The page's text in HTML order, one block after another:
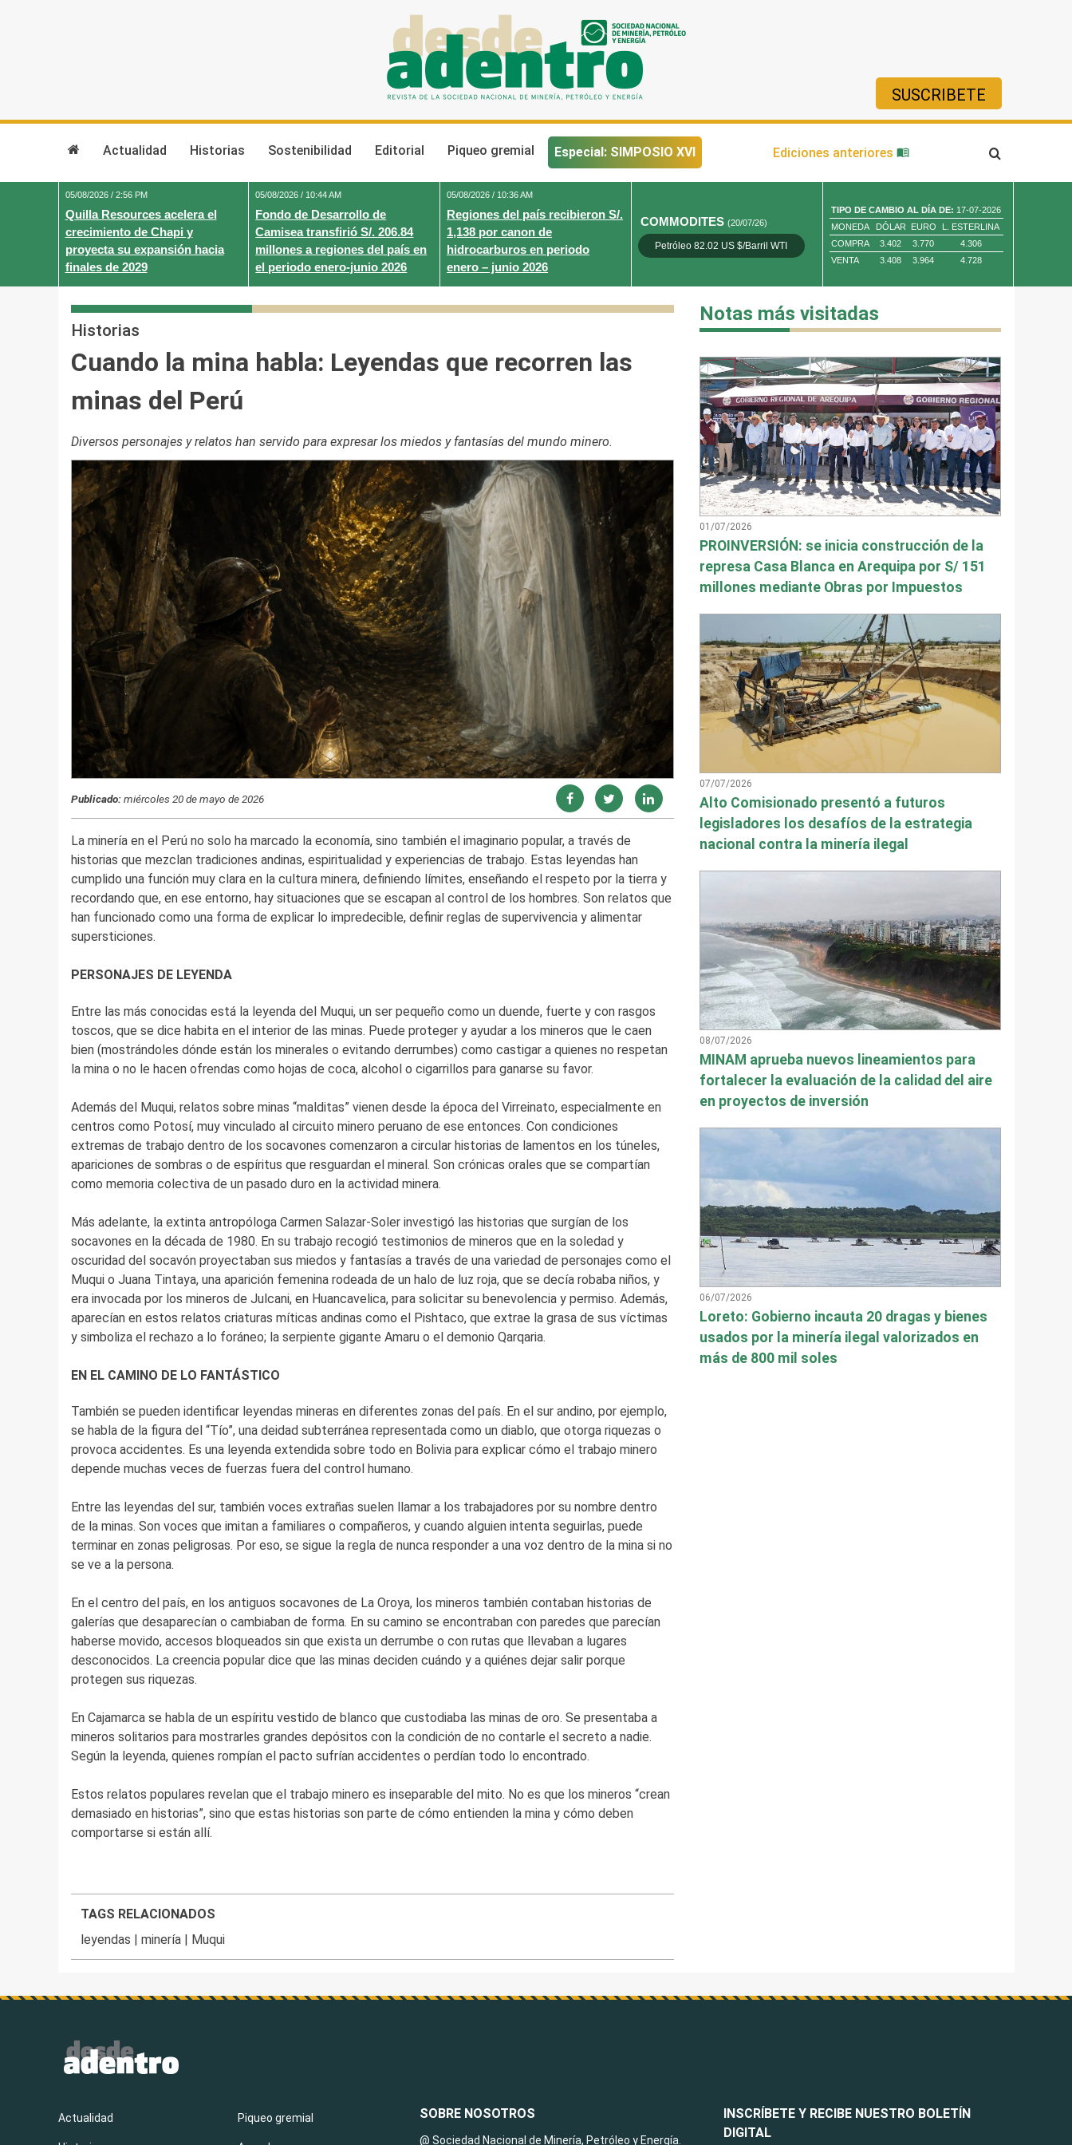
SUSCRIBETE
Actualidad Historias Sostenibilidad Editorial Piqueo gremial Especial: SIMPOSIO XVI Ediciones anteriores
05/08/2026 / 2:56 PM
Quilla Resources acelera el
crecimiento de Chapi y
proyecta su expansión hacia
finales de 2029
05/08/2026 / 10:44 AM
Fondo de Desarrollo de
Camisea transfirió S/. 206.84
millones a regiones del país en
el periodo enero-junio 2026
05/08/2026 / 10:36 AM
Regiones del país recibieron S/.
1,138 por canon de
hidrocarburos en periodo
enero – junio 2026
COMMODITES(20/07/26)
Petróleo 82.02 US $/Barril WTI Oro 4,010.80 US $/ Oz. Tr.
TIPO DE CAMBIO AL DÍA DE: 17-07-2026
MONEDA
DÓLAR EURO
L. ESTERLINA
COMPRA
3.402 3.770
4.306
VENTA
3.408 3.964 4.728
Historias
Cuando la mina habla: Leyendas que recorren las
minas del Perú
Diversos personajes y relatos han servido para expresar los miedos y fantasías del mundo minero.
Publicado:miércoles 20 de mayo de 2026
La minería en el Perú no solo ha marcado la economía, sino también el imaginario popular, a través de
historias que mezclan tradiciones andinas, espiritualidad y experiencias de trabajo. Estas leyendas han
cumplido una función muy clara en la cultura minera, definiendo límites, enseñando el respeto por la tierra y
recordando que, en ese entorno, hay situaciones que se escapan al control de los hombres. Son relatos que
han funcionado como una forma de explicar lo impredecible, definir reglas de supervivencia y alimentar
supersticiones.
PERSONAJES DE LEYENDA
Entre las más conocidas está la leyenda del Muqui, un ser pequeño como un duende, fuerte y con rasgos
toscos, que se dice habita en el interior de las minas. Puede proteger y ayudar a los mineros que le caen
bien (mostrándoles dónde están los minerales o evitando derrumbes) como castigar a quienes no respetan
la mina o no le hacen ofrendas como hojas de coca, alcohol o cigarrillos para ganarse su favor.
Además del Muqui, relatos sobre minas “malditas” vienen desde la época del Virreinato, especialmente en
centros como Potosí, muy vinculado al circuito minero peruano de ese entonces. Con condiciones
extremas de trabajo dentro de los socavones comenzaron a circular historias de lamentos en los túneles,
apariciones de sombras o de espíritus que resguardan el mineral. Son crónicas orales que se compartían
como memoria colectiva de un pasado duro en la actividad minera.
Más adelante, la extinta antropóloga Carmen Salazar-Soler investigó las historias que surgían de los
socavones en la década de 1980. En su trabajo recogió testimonios de mineros que en la soledad y
oscuridad del socavón proyectaban sus miedos y fantasías a través de una variedad de personajes como el
Muqui o Juana Tintaya, una aparición femenina rodeada de un halo de luz roja, que se decía robaba niños, y
era invocada por los mineros de Julcani, en Huancavelica, para solicitar su benevolencia y permiso. Además,
aparecían en estos relatos criaturas míticas andinas como el Pishtaco, que extrae la grasa de sus víctimas
y simboliza el rechazo a lo foráneo; la serpiente gigante Amaru o el demonio Qarqaria.
EN EL CAMINO DE LO FANTÁSTICO
También se pueden identificar leyendas mineras en diferentes zonas del país. En el sur andino, por ejemplo,
se habla de la figura del “Tío”, una deidad subterránea representada como un diablo, que otorga riquezas o
provoca accidentes. Es una leyenda extendida sobre todo en Bolivia para explicar cómo el trabajo minero
depende muchas veces de fuerzas fuera del control humano.
Entre las leyendas del sur, también voces extrañas suelen llamar a los trabajadores por su nombre dentro
de la minas. Son voces que imitan a familiares o compañeros, y cuando alguien intenta seguirlas, puede
terminar en zonas peligrosas. Por eso, se sigue la regla de nunca responder a una voz dentro de la mina si no
se ve a la persona.
En el centro del país, en los antiguos socavones de La Oroya, los mineros también contaban historias de
galerías que desaparecían o cambiaban de forma. En su camino se encontraban con paredes que parecían
haberse movido, accesos bloqueados sin que exista un derrumbe o con rutas que llevaban a lugares
desconocidos. La creencia popular dice que las minas deciden cuándo y a quiénes dejar salir porque
protegen sus riquezas.
En Cajamarca se habla de un espíritu vestido de blanco que custodiaba las minas de oro. Se presentaba a
mineros solitarios para mostrarles grandes depósitos con la condición de no contarle el secreto a nadie.
Según la leyenda, quienes rompían el pacto sufrían accidentes o perdían todo lo encontrado.
Estos relatos populares revelan que el trabajo minero es inseparable del mito. No es que los mineros “crean
demasiado en historias”, sino que estas historias son parte de cómo entienden la mina y cómo deben
comportarse si están allí.
TAGS RELACIONADOS
leyendas |minería | Muqui
Notas más visitadas
01/07/2026
PROINVERSIÓN: se inicia construcción de la
represa Casa Blanca en Arequipa por S/ 151
millones mediante Obras por Impuestos
07/07/2026
Alto Comisionado presentó a futuros
legisladores los desafíos de la estrategia
nacional contra la minería ilegal
08/07/2026
MINAM aprueba nuevos lineamientos para
fortalecer la evaluación de la calidad del aire
en proyectos de inversión
06/07/2026
Loreto: Gobierno incauta 20 dragas y bienes
usados por la minería ilegal valorizados en
más de 800 mil soles
INSCRÍBETE Y RECIBE NUESTRO BOLETÍN
DIGITAL
Actualidad Piqueo gremial SOBRE NOSOTROS
@ Sociedad Nacional de Minería, Petróleo y Energía.